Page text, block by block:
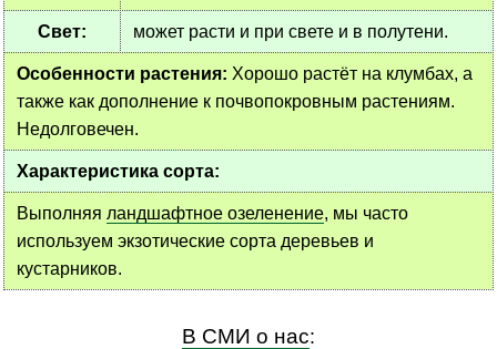
Свет: может расти и при свете и в полутени.
Особенности растения: Хорошо растёт на клумбах, а
также как дополнение к почвопокровным растениям.
Недолговечен.
Характеристика сорта:
Выполняя ландшафтное озеленение, мы часто
используем экзотические сорта деревьев и
кустарников.
В СМИ о нас: